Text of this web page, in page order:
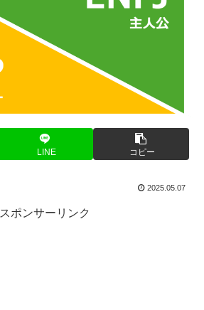
LINE コピー
2025.05.07
スポンサーリンク